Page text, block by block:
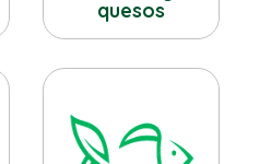
quesos